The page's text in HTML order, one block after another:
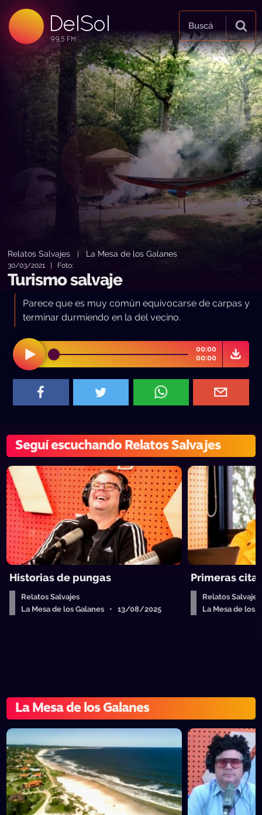
DelSol
99.5 FM
99.5 FM
99.5 FM
Buscá
Relatos Salvajes La Mesa de los Galanes
30/03/2021 | Foto:
Turismo salvaje
Parece que es muy común equivocarse de carpas y
terminar durmiendo en la del vecino.
00:00
00:00
Seguí escuchando Relatos Salvajes
Historias de pungas
Relatos Salvajes
La Mesa de los Galanes • 13/08/2025
Primeras
Relatos Salvajes
La Mesa de los
La Mesa de los Galanes